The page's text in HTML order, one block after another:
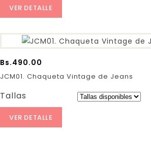
VER DETALLE
Bs.490.00
JCM01. Chaqueta Vintage de Jeans
Tallas
VER DETALLE